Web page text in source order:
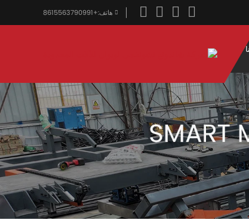
هاتف:+8615563790991